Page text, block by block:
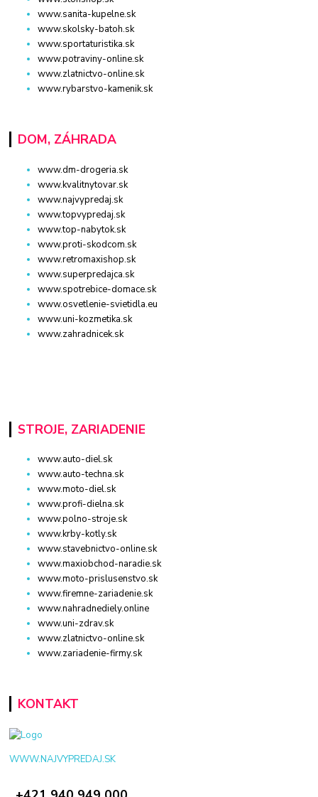
www.sanita-kupelne.sk
www.skolsky-batoh.sk
www.sportaturistika.sk
www.potraviny-online.sk
www.zlatnictvo-online.sk
www.rybarstvo-kamenik.sk
DOM, ZÁHRADA
www.dm-drogeria.sk
www.kvalitnytovar.sk
www.najvypredaj.sk
www.topvypredaj.sk
www.top-nabytok.sk
www.proti-skodcom.sk
www.retromaxishop.sk
www.superpredajca.sk
www.spotrebice-domace.sk
www.osvetlenie-svietidla.eu
www.uni-kozmetika.sk
www.zahradnicek.sk
STROJE, ZARIADENIE
www.auto-diel.sk
www.auto-techna.sk
www.moto-diel.sk
www.profi-dielna.sk
www.polno-stroje.sk
www.krby-kotly.sk
www.stavebnictvo-online.sk
www.maxiobchod-naradie.sk
www.moto-prislusenstvo.sk
www.firemne-zariadenie.sk
www.nahradnediely.online
www.uni-zdrav.sk
www.zlatnictvo-online.sk
www.zariadenie-firmy.sk
KONTAKT
WWW.NAJVYPREDAJ.SK